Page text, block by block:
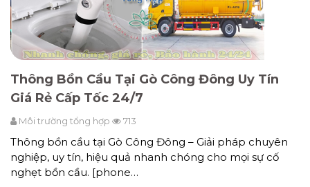
Thông Bồn Cầu Tại Gò Công Đông Uy Tín
Giá Rẻ Cấp Tốc 24/7
Môi trường tổng hợp 713
Thông bồn cầu tại Gò Công Đông – Giải pháp chuyên
nghiệp, uy tín, hiệu quả nhanh chóng cho mọi sự cố
nghẹt bồn cầu. [phone…